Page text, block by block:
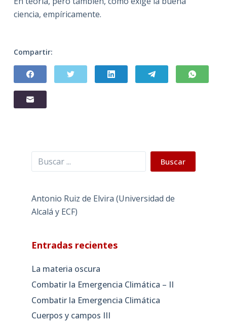
ciencia, empíricamente.
Compartir:
Buscar Buscar
Antonio Ruiz de Elvira (Universidad de
Alcalá y ECF)
Entradas recientes
La materia oscura
Combatir la Emergencia Climática – II
Combatir la Emergencia Climática
Cuerpos y campos III